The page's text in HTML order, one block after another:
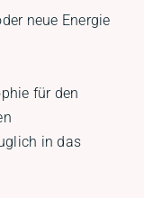
neue Energie
für den
in das